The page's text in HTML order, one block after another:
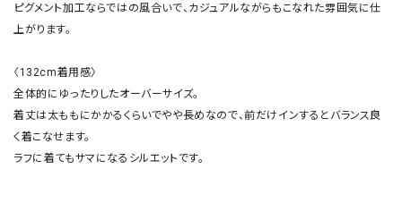
ピグメント加工ならではの風合いで、カジュアルながらもこなれた雰囲気に仕
上がります。
〈132cm着用感〉
全体的にゆったりしたオーバーサイズ。
着丈は太ももにかかるくらいでやや長めなので、前だけインするとバランス良
く着こなせます。
ラフに着てもサマになるシルエットです。